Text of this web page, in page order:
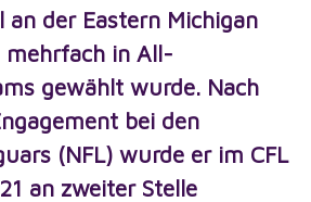
an der Eastern Michigan
in All-
gewählt wurde. Nach
bei den
(NFL) wurde er im CFL
an zweiter Stelle